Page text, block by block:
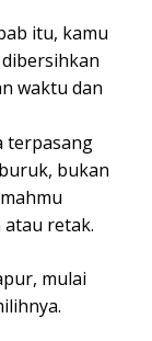
itu, kamu
waktu dan
terpasang
bukan
retak.
mulai